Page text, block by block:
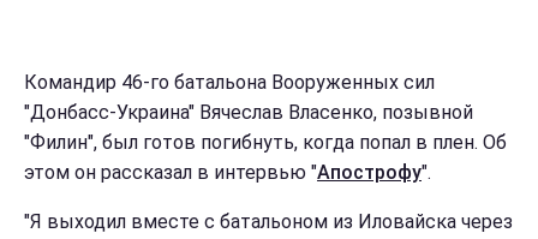
Командир 46-го батальона Вооруженных сил
"Донбасс-Украина" Вячеслав Власенко, позывной
"Филин", был готов погибнуть, когда попал в плен. Об
этом он рассказал в интервью "Апострофу".
"Я выходил вместе с батальоном из Иловайска через